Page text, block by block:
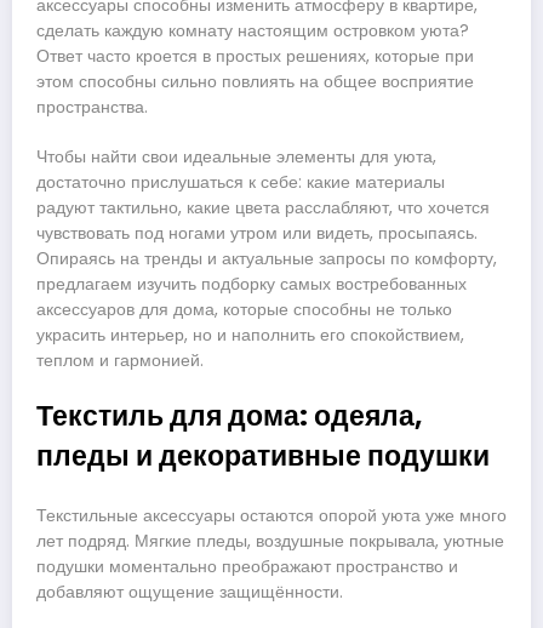
аксессуары способны изменить атмосферу в квартире,
сделать каждую комнату настоящим островком уюта?
Ответ часто кроется в простых решениях, которые при
этом способны сильно повлиять на общее восприятие
пространства.
Чтобы найти свои идеальные элементы для уюта,
достаточно прислушаться к себе: какие материалы
радуют тактильно, какие цвета расслабляют, что хочется
чувствовать под ногами утром или видеть, просыпаясь.
Опираясь на тренды и актуальные запросы по комфорту,
предлагаем изучить подборку самых востребованных
аксессуаров для дома, которые способны не только
украсить интерьер, но и наполнить его спокойствием,
теплом и гармонией.
Текстиль для дома: одеяла,
пледы и декоративные подушки
Текстильные аксессуары остаются опорой уюта уже много
лет подряд. Мягкие пледы, воздушные покрывала, уютные
подушки моментально преображают пространство и
добавляют ощущение защищённости.